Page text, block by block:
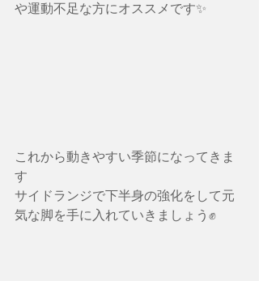
や運動不足な方にオススメです✨
これから動きやすい季節になってきま
す
サイドランジで下半身の強化をして元
気な脚を手に入れていきましょう✊